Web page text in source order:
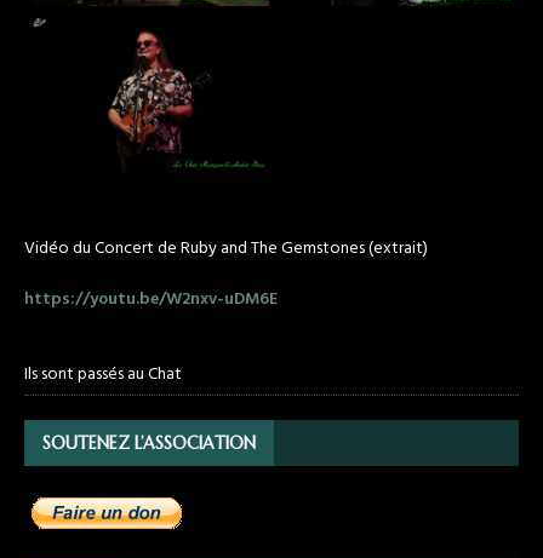
Vidéo du Concert de Ruby and The Gemstones (extrait)
https://youtu.be/W2nxv-uDM6E
Ils sont passés au Chat
SOUTENEZ L’ASSOCIATION